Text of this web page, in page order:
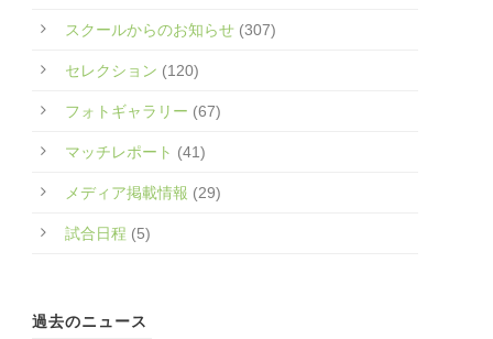
スクールからのお知らせ (307)
セレクション (120)
フォトギャラリー (67)
マッチレポート (41)
メディア掲載情報 (29)
試合日程 (5)
過去のニュース